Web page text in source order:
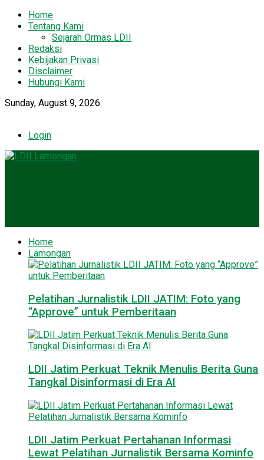
Home
Tentang Kami
Sejarah Ormas LDII
Redaksi
Kebijakan Privasi
Disclaimer
Hubungi Kami
Sunday, August 9, 2026
Login
Home
Lamongan
Pelatihan Jurnalistik LDII JATIM: Foto yang
“Approve” untuk Pemberitaan
LDII Jatim Perkuat Teknik Menulis Berita Guna
Tangkal Disinformasi di Era AI
LDII Jatim Perkuat Pertahanan Informasi
Lewat Pelatihan Jurnalistik Bersama Kominfo